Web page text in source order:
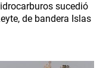
sucedió
de bandera Islas